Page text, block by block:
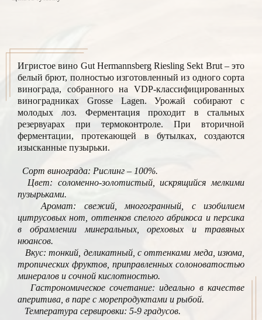
Игристое вино Gut Hermannsberg Riesling Sekt Brut – это
белый брют, полностью изготовленный из одного сорта
винограда, собранного на VDP-классифицированных
виноградниках Grosse Lagen. Урожай собирают с
молодых лоз. Ферментация проходит в стальных
резервуарах при термоконтроле. При вторичной
ферментации, протекающей в бутылках, создаются
изысканные пузырьки.
Сорт винограда: Рислинг – 100%.
Цвет: соломенно-золотистый, искрящийся мелкими
пузырьками.
Аромат: свежий, многогранный, с изобилием
цитрусовых нот, оттенков спелого абрикоса и персика
в обрамлении минеральных, ореховых и травяных
нюансов.
Вкус: тонкий, деликатный, с оттенками меда, изюма,
тропических фруктов, приправленных солоноватостью
минералов и сочной кислотностью.
Гастрономическое сочетание: идеально в качестве
аперитива, в паре с морепродуктами и рыбой.
Температура сервировки: 5-9 градусов.